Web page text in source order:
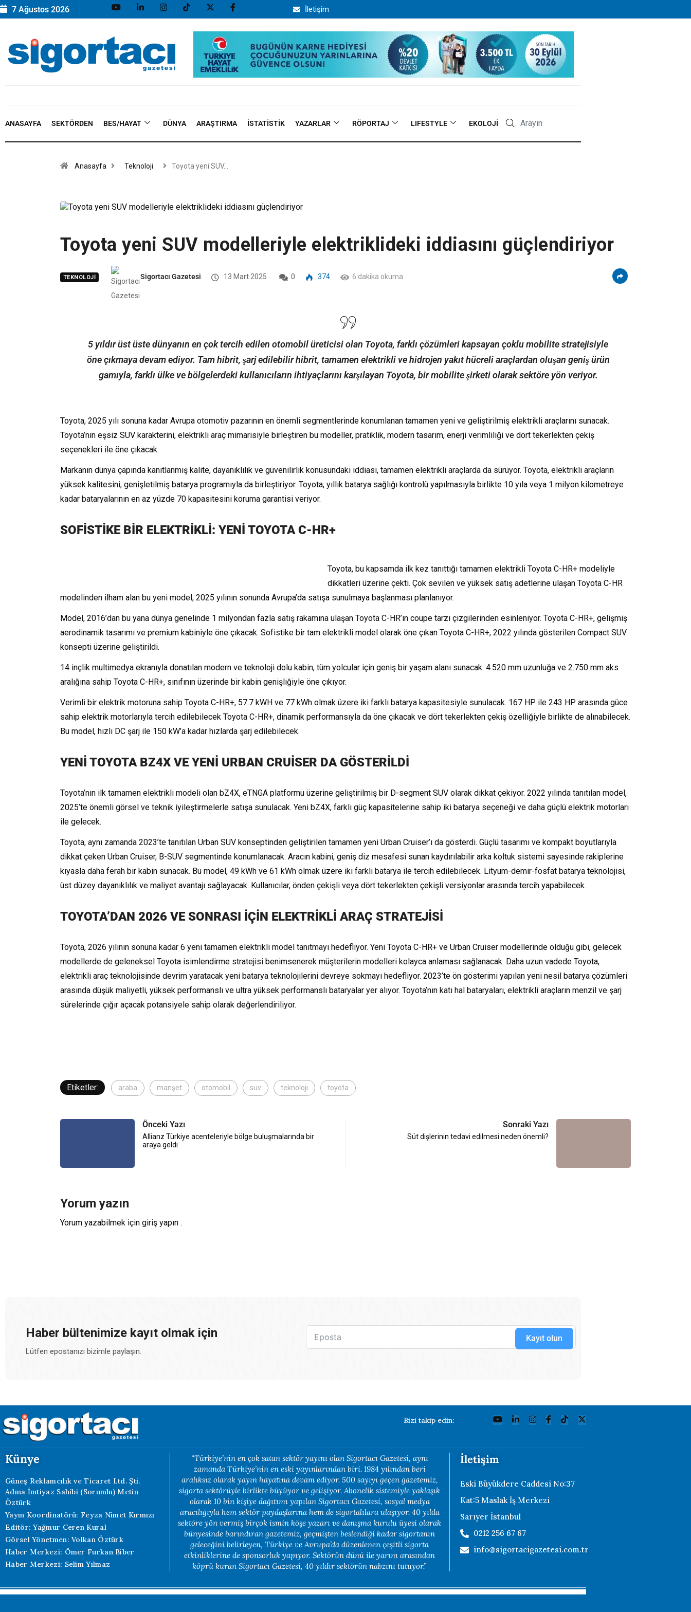
7 Ağustos 2026 İletişim
ANASAYFA SEKTÖRDEN BES/HAYAT DÜNYA ARAŞTIRMA İSTATISTIK YAZARLAR RÖPORTAJ LIFESTYLE EKOLOJI
Anasayfa Teknoloji Toyota yeni SUV…
Toyota yeni SUV modelleriyle elektriklideki iddiasını güçlendiriyor
TEKNOLOJI Sigortacı Gazetesi 13 Mart 2025 0 374 6 dakika okuma
5 yıldır üst üste dünyanın en çok tercih edilen otomobil üreticisi olan Toyota, farklı çözümleri kapsayan çoklu mobilite stratejisiyle
öne çıkmaya devam ediyor. Tam hibrit, şarj edilebilir hibrit, tamamen elektrikli ve hidrojen yakıt hücreli araçlardan oluşan geniş ürün
gamıyla, farklı ülke ve bölgelerdeki kullanıcıların ihtiyaçlarını karşılayan Toyota, bir mobilite şirketi olarak sektöre yön veriyor.
Toyota, 2025 yılı sonuna kadar Avrupa otomotiv pazarının en önemli segmentlerinde konumlanan tamamen yeni ve geliştirilmiş elektrikli araçlarını sunacak.
Toyota’nın eşsiz SUV karakterini, elektrikli araç mimarisiyle birleştiren bu modeller, pratiklik, modern tasarım, enerji verimliliği ve dört tekerlekten çekiş
seçenekleri ile öne çıkacak.
Markanın dünya çapında kanıtlanmış kalite, dayanıklılık ve güvenilirlik konusundaki iddiası, tamamen elektrikli araçlarda da sürüyor. Toyota, elektrikli araçların
yüksek kalitesini, genişletilmiş batarya programıyla da birleştiriyor. Toyota, yıllık batarya sağlığı kontrolü yapılmasıyla birlikte 10 yıla veya 1 milyon kilometreye
kadar bataryalarının en az yüzde 70 kapasitesini koruma garantisi veriyor.
SOFİSTİKE BİR ELEKTRİKLİ: YENİ TOYOTA C-HR+
Toyota, bu kapsamda ilk kez tanıttığı tamamen elektrikli Toyota C-HR+ modeliyle
dikkatleri üzerine çekti. Çok sevilen ve yüksek satış adetlerine ulaşan Toyota C-HR
modelinden ilham alan bu yeni model, 2025 yılının sonunda Avrupa’da satışa sunulmaya başlanması planlanıyor.
Model, 2016’dan bu yana dünya genelinde 1 milyondan fazla satış rakamına ulaşan Toyota C-HR’ın coupe tarzı çizgilerinden esinleniyor. Toyota C-HR+, gelişmiş
aerodinamik tasarımı ve premium kabiniyle öne çıkacak. Sofistike bir tam elektrikli model olarak öne çıkan Toyota C-HR+, 2022 yılında gösterilen Compact SUV
konsepti üzerine geliştirildi.
14 inçlik multimedya ekranıyla donatılan modern ve teknoloji dolu kabin, tüm yolcular için geniş bir yaşam alanı sunacak. 4.520 mm uzunluğa ve 2.750 mm aks
aralığına sahip Toyota C-HR+, sınıfının üzerinde bir kabin genişliğiyle öne çıkıyor.
Verimli bir elektrik motoruna sahip Toyota C-HR+, 57.7 kWH ve 77 kWh olmak üzere iki farklı batarya kapasitesiyle sunulacak. 167 HP ile 243 HP arasında güce
sahip elektrik motorlarıyla tercih edilebilecek Toyota C-HR+, dinamik performansıyla da öne çıkacak ve dört tekerlekten çekiş özelliğiyle birlikte de alınabilecek.
Bu model, hızlı DC şarj ile 150 kW’a kadar hızlarda şarj edilebilecek.
YENİ TOYOTA BZ4X VE YENİ URBAN CRUİSER DA GÖSTERİLDİ
Toyota’nın ilk tamamen elektrikli modeli olan bZ4X, eTNGA platformu üzerine geliştirilmiş bir D-segment SUV olarak dikkat çekiyor. 2022 yılında tanıtılan model,
2025’te önemli görsel ve teknik iyileştirmelerle satışa sunulacak. Yeni bZ4X, farklı güç kapasitelerine sahip iki batarya seçeneği ve daha güçlü elektrik motorları
ile gelecek.
Toyota, aynı zamanda 2023’te tanıtılan Urban SUV konseptinden geliştirilen tamamen yeni Urban Cruiser’ı da gösterdi. Güçlü tasarımı ve kompakt boyutlarıyla
dikkat çeken Urban Cruiser, B-SUV segmentinde konumlanacak. Aracın kabini, geniş diz mesafesi sunan kaydırılabilir arka koltuk sistemi sayesinde rakiplerine
kıyasla daha ferah bir kabin sunacak. Bu model, 49 kWh ve 61 kWh olmak üzere iki farklı batarya ile tercih edilebilecek. Lityum-demir-fosfat batarya teknolojisi,
üst düzey dayanıklılık ve maliyet avantajı sağlayacak. Kullanıcılar, önden çekişli veya dört tekerlekten çekişli versiyonlar arasında tercih yapabilecek.
TOYOTA’DAN 2026 VE SONRASI İÇİN ELEKTRİKLİ ARAÇ STRATEJİSİ
Toyota, 2026 yılının sonuna kadar 6 yeni tamamen elektrikli model tanıtmayı hedefliyor. Yeni Toyota C-HR+ ve Urban Cruiser modellerinde olduğu gibi, gelecek
modellerde de geleneksel Toyota isimlendirme stratejisi benimsenerek müşterilerin modelleri kolayca anlaması sağlanacak. Daha uzun vadede Toyota,
elektrikli araç teknolojisinde devrim yaratacak yeni batarya teknolojilerini devreye sokmayı hedefliyor. 2023’te ön gösterimi yapılan yeni nesil batarya çözümleri
arasında düşük maliyetli, yüksek performanslı ve ultra yüksek performanslı bataryalar yer alıyor. Toyota’nın katı hal bataryaları, elektrikli araçların menzil ve şarj
sürelerinde çığır açacak potansiyele sahip olarak değerlendiriliyor.
Etiketler: araba manşet otomobil suv teknoloji toyota
Önceki Yazı
Allianz Türkiye acenteleriyle bölge buluşmalarında bir
araya geldi
Sonraki Yazı
Süt dişlerinin tedavi edilmesi neden önemli?
Yorum yazın
Yorum yazabilmek için giriş yapın .
Haber bültenimize kayıt olmak için
Lütfen epostanızı bizimle paylaşın.
Kayıt olun
Bizi takip edin:
Künye
Güneş Reklamcılık ve Ticaret Ltd. Şti.
Adına İmtiyaz Sahibi (Sorumlu) Metin
Öztürk
Yayın Koordinatörü: Feyza Nimet Kırmızı
Editör: Yağmur Ceren Kural
Görsel Yönetmen: Volkan Öztürk
Haber Merkezi: Ömer Furkan Biber
Haber Merkezi: Selim Yılmaz
“Türkiye’nin en çok satan sektör yayını olan Sigortacı Gazetesi, aynı
zamanda Türkiye’nin en eski yayınlarından biri. 1984 yılından beri
aralıksız olarak yayın hayatına devam ediyor. 500 sayıyı geçen gazetemiz,
sigorta sektörüyle birlikte büyüyor ve gelişiyor. Abonelik sistemiyle yaklaşık
olarak 10 bin kişiye dağıtımı yapılan Sigortacı Gazetesi, sosyal medya
aracılığıyla hem sektör paydaşlarına hem de sigortalılara ulaşıyor. 40 yılda
sektöre yön vermiş birçok ismin köşe yazarı ve danışma kurulu üyesi olarak
bünyesinde barındıran gazetemiz, geçmişten beslendiği kadar sigortanın
geleceğini belirleyen, Türkiye ve Avrupa’da düzenlenen çeşitli sigorta
etkinliklerine de sponsorluk yapıyor. Sektörün dünü ile yarını arasından
köprü kuran Sigortacı Gazetesi, 40 yıldır sektörün nabzını tutuyor.”
İletişim
Eski Büyükdere Caddesi No:37
Kat:5 Maslak İş Merkezi
Sarıyer İstanbul
0212 256 67 67
info@sigortacigazetesi.com.tr